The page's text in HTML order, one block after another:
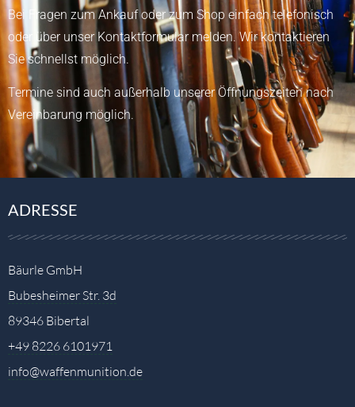
Bei Fragen zum Ankauf oder zum Shop einfach telefonisch
oder über unser Kontaktformularmelden.Wir kontaktieren
Sie schnellst möglich.
Termine sind auch außerhalb unserer Öffnungszeiten nach
Vereinbarung möglich.
ADRESSE
Bäurle GmbH
Bubesheimer Str. 3d
89346 Bibertal
+49 8226 6101971
info@waffenmunition.de